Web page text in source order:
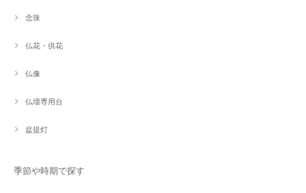
念珠
仏花・供花
仏像
仏壇専用台
盆提灯
季節や時期で探す